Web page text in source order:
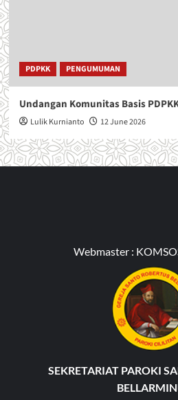
PDPKK PENGUMUMAN
Undangan Komunitas Basis
Lulik Kurnianto 12 June 2026
Webmaster :
SEKRETARIAT PAROKI